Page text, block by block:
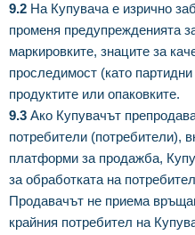
9.2 На Купувача е изрично
променя предупрежденията
маркировките, знаците за
проследимост (като
продуктите или опаковките.
9.3 Ако Купувачът
потребители (потребители),
платформи за продажба,
за обработката на
Продавачът не приема
крайния потребител на